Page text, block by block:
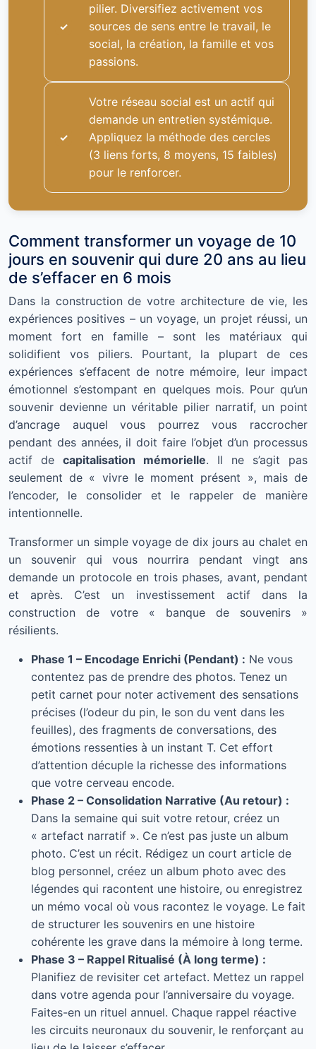
pilier. Diversifiez activement vos
sources de sens entre le travail, le
social, la création, la famille et vos
passions.
Votre réseau social est un actif qui
demande un entretien systémique.
Appliquez la méthode des cercles
(3 liens forts, 8 moyens, 15 faibles)
pour le renforcer.
Comment transformer un voyage de 10
jours en souvenir qui dure 20 ans au lieu
de s’effacer en 6 mois
Dans la construction de votre architecture de vie, les
expériences positives – un voyage, un projet réussi, un
moment fort en famille – sont les matériaux qui
solidifient vos piliers. Pourtant, la plupart de ces
expériences s’effacent de notre mémoire, leur impact
émotionnel s’estompant en quelques mois. Pour qu’un
souvenir devienne un véritable pilier narratif, un point
d’ancrage auquel vous pourrez vous raccrocher
pendant des années, il doit faire l’objet d’un processus
actif de capitalisation mémorielle. Il ne s’agit pas
seulement de « vivre le moment présent », mais de
l’encoder, le consolider et le rappeler de manière
intentionnelle.
Transformer un simple voyage de dix jours au chalet en
un souvenir qui vous nourrira pendant vingt ans
demande un protocole en trois phases, avant, pendant
et après. C’est un investissement actif dans la
construction de votre « banque de souvenirs »
résilients.
Phase 1 – Encodage Enrichi (Pendant) : Ne vous
contentez pas de prendre des photos. Tenez un
petit carnet pour noter activement des sensations
précises (l’odeur du pin, le son du vent dans les
feuilles), des fragments de conversations, des
émotions ressenties à un instant T. Cet effort
d’attention décuple la richesse des informations
que votre cerveau encode.
Phase 2 – Consolidation Narrative (Au retour) :
Dans la semaine qui suit votre retour, créez un
« artefact narratif ». Ce n’est pas juste un album
photo. C’est un récit. Rédigez un court article de
blog personnel, créez un album photo avec des
légendes qui racontent une histoire, ou enregistrez
un mémo vocal où vous racontez le voyage. Le fait
de structurer les souvenirs en une histoire
cohérente les grave dans la mémoire à long terme.
Phase 3 – Rappel Ritualisé (À long terme) :
Planifiez de revisiter cet artefact. Mettez un rappel
dans votre agenda pour l’anniversaire du voyage.
Faites-en un rituel annuel. Chaque rappel réactive
les circuits neuronaux du souvenir, le renforçant au